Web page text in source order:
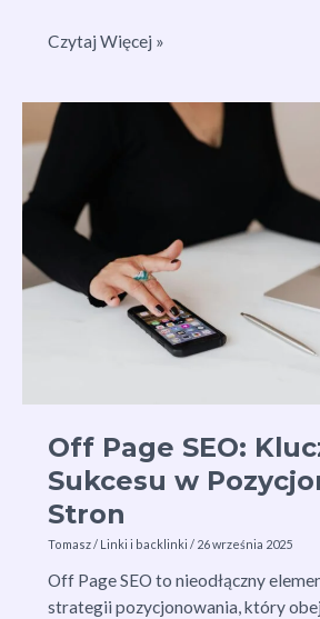
Jak
Dead
Linków:
Przewodnik
Czytaj Więcej »
Off Page SEO:
Sukcesu w
Stron
Tomasz/ Linki i backlinki / 26 września 2025
Off Page SEO to nieodłączny
strategii pozycjonowania, który